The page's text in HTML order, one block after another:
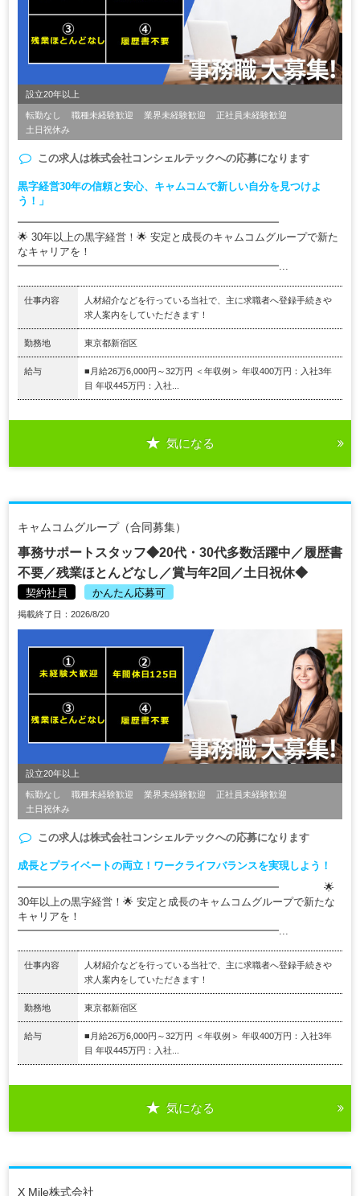
設立20年以上
転勤なし 職種未経験歓迎 業界未経験歓迎
正社員未経験歓迎
土日祝休み
この求人は株式会社コンシェルテックへの応募になります
黒字経営30年の信頼と安心、キャムコムで新しい自分を見つけよ
う！」
━━━━━━━━━━━━━━━━━━━━━━━━━
🌟 30年以上の黒字経営！🌟 安定と成長のキャムコムグループで新た
なキャリアを！
━━━━━━━━━━━━━━━━━━━━━━━━━...
仕事内容
人材紹介などを行っている当社で、主に求職者へ登録手続きや
求人案内をしていただきます！
勤務地 東京都新宿区
給与
■月給26万6,000円～32万円 ＜年収例＞ 年収400万円：入社3年
目 年収445万円：入社...
気になる
キャムコムグループ（合同募集）
事務サポートスタッフ◆20代・30代多数活躍中／履歴書
不要／残業ほとんどなし／賞与年2回／土日祝休◆
契約社員 かんたん応募可
掲載終了日：2026/8/20
設立20年以上
転勤なし 職種未経験歓迎 業界未経験歓迎
正社員未経験歓迎
土日祝休み
この求人は株式会社コンシェルテックへの応募になります
成長とプライベートの両立！ワークライフバランスを実現しよう！
━━━━━━━━━━━━━━━━━━━━━━━━━ 🌟
30年以上の黒字経営！🌟 安定と成長のキャムコムグループで新たな
キャリアを！
━━━━━━━━━━━━━━━━━━━━━━━━━...
仕事内容
人材紹介などを行っている当社で、主に求職者へ登録手続きや
求人案内をしていただきます！
勤務地 東京都新宿区
給与
■月給26万6,000円～32万円 ＜年収例＞ 年収400万円：入社3年
目 年収445万円：入社...
気になる
X Mile株式会社